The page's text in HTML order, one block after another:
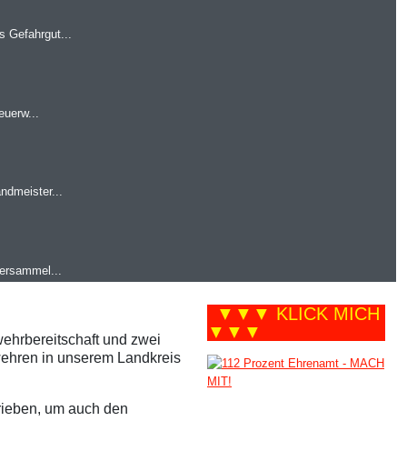
Gefahrgut...
und zwei
in unserem Landkreis
um auch den
▼▼▼ KLICK MICH
▼▼▼